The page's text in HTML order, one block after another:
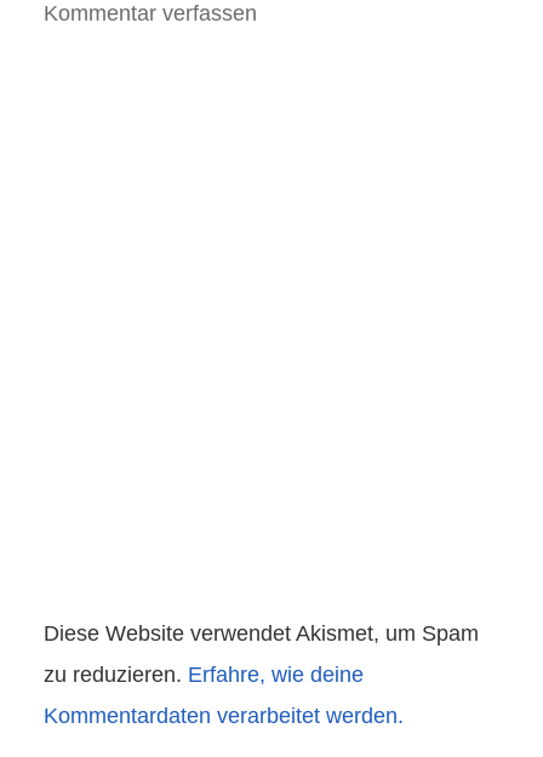
Kommentar verfassen
Diese Website verwendet Akismet, um Spam
zu reduzieren. Erfahre, wie deine
Kommentardaten verarbeitet werden.